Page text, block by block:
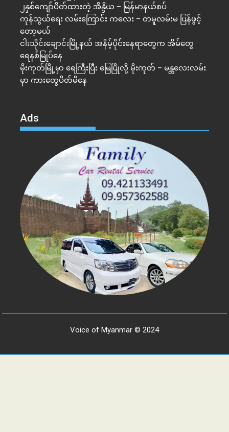
၂နှစ်​ကျော်ပိတ်ထားတဲ့ အိန္ဒိယ – မြန်မာနယ်စပ်
ကုန်သွယ်ရေး လမ်းကြောင်း ကလေး – တမူလမ်းမ ပြန်ဖွင့်
တော့မယ်
ငါးသိုင်းချောင်းမြို့နယ် အနိမ့်ပိုင်းနေရာတွေက အိမ်​တွေ
ရေနစ်မြုပ်နေ
မိုးကုတ်မြို့မှာ ရေကြီးပြီး မြေပြိုလို့ မိုးကုတ် – မန္တလေးလမ်း
မှာ ကားတွေပိတ်မိနေ
Ads
Voice of Myanmar © 2024